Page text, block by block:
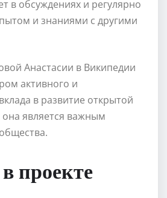
в обсуждениях и регулярно
и знаниями с другими
Анастасии в Википедии
активного и
в развитие открытой
является важным
проекте